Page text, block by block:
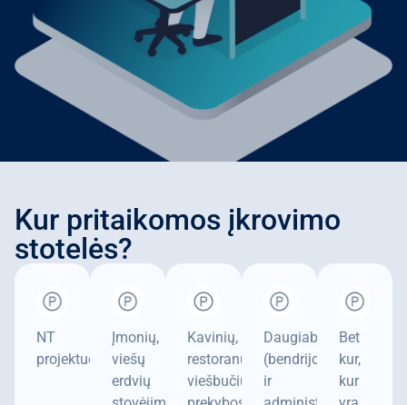
Kur pritaikomos įkrovimo
stotelės?
NT
projektuose
Įmonių,
viešų
erdvių
Kavinių,
restoranų,
viešbučių,
Daugiabučiuose
(bendrijoms
ir
Bet
kur,
kur